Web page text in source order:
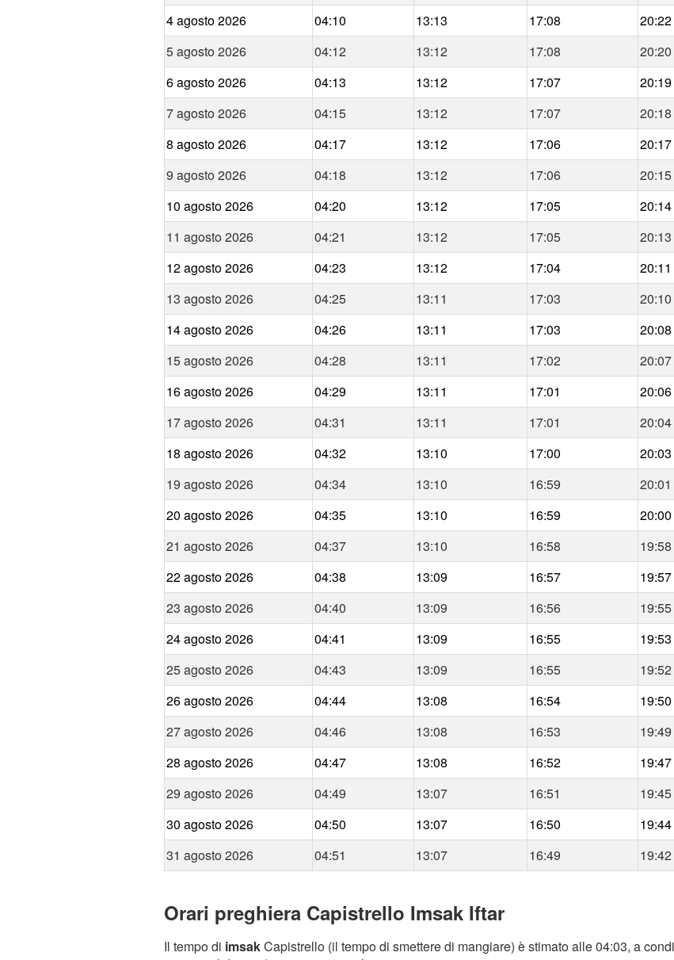
4 agosto 2026
04:10 13:13 17:08 20:22
5 agosto 2026
04:12 13:12 17:08 20:20
6 agosto 2026
04:13 13:12 17:07 20:19
7 agosto 2026
04:15 13:12 17:07 20:18
8 agosto 2026
04:17 13:12 17:06 20:17
9 agosto 2026
04:18 13:12 17:06 20:15
10 agosto 2026
04:20 13:12 17:05 20:14
11 agosto 2026
04:21 13:12 17:05 20:13
12 agosto 2026
04:23 13:12 17:04 20:11
13 agosto 2026
04:25 13:11 17:03 20:10
14 agosto 2026
04:26 13:11 17:03 20:08
15 agosto 2026
04:28 13:11 17:02 20:07
16 agosto 2026
04:29 13:11 17:01 20:06
17 agosto 2026
04:31 13:11 17:01 20:04
18 agosto 2026
04:32 13:10 17:00 20:03
19 agosto 2026
04:34 13:10 16:59 20:01
20 agosto 2026
04:35 13:10 16:59 20:00
21 agosto 2026
04:37 13:10 16:58 19:58
22 agosto 2026
04:38 13:09 16:57 19:57
23 agosto 2026
04:40 13:09 16:56 19:55
24 agosto 2026
04:41 13:09 16:55 19:53
25 agosto 2026
04:43 13:09 16:55 19:52
26 agosto 2026
04:44 13:08 16:54 19:50
27 agosto 2026
04:46 13:08 16:53 19:49
28 agosto 2026
04:47 13:08 16:52 19:47
29 agosto 2026
04:49 13:07 16:51 19:45
30 agosto 2026
04:50 13:07 16:50 19:44
31 agosto 2026
04:51 13:07 16:49 19:42
Orari preghiera Capistrello Imsak Iftar
Il tempo di imsakCapistrello (il tempo di smettere di mangiare) è stimato alle 04:03, a